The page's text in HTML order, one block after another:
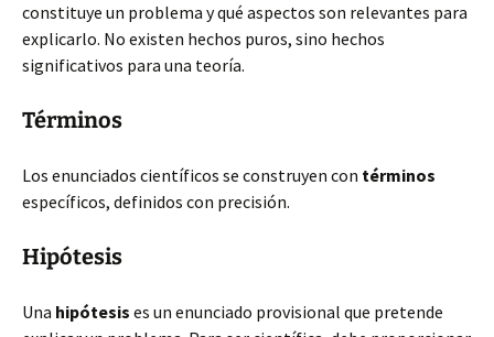
constituye un problema y qué aspectos son relevantes para
explicarlo. No existen hechos puros, sino hechos
significativos para una teoría.
Términos
Los enunciados científicos se construyen con términos
específicos, definidos con precisión.
Hipótesis
Una hipótesis es un enunciado provisional que pretende